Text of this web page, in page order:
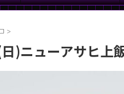
>
)ニューアサヒ上